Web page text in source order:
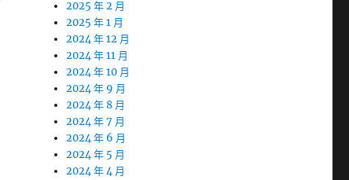
2025 年 2 月
2025 年 1 月
2024 年 12 月
2024 年 11 月
2024 年 10 月
2024 年 9 月
2024 年 8 月
2024 年 7 月
2024 年 6 月
2024 年 5 月
2024 年 4 月